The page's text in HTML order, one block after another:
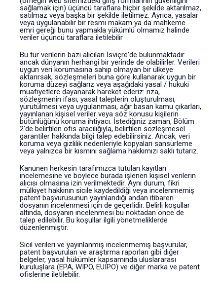
sağlamak için) üçüncü taraflara hiçbir şekilde aktarılmaz,
satılmaz veya başka bir şekilde iletilmez. Ayrıca, yasalar
veya uygulanabilir bir resmi makam ya da mahkeme
emri gereği bunu yapmakla yükümlü olmamız halinde
veriler üçüncü taraflara iletilebilir
Bu tür verilerin bazı alıcıları İsviçre'de bulunmaktadır
ancak dünyanın herhangi bir yerinde de olabilirler. Verileri
uygun veri korumasına sahip olmayan bir ülkeye
aktarırsak, sözleşmeleri buna göre kullanarak uygun bir
koruma düzeyi sağlarız veya aşağıdaki yasal / hukuki
muafiyetlere dayanarak hareket ederiz: rıza,
sözleşmenin ifası, yasal taleplerin oluşturulması,
yürütülmesi veya uygulanması, ağır basan kamu çıkarları,
yayınlanan kişisel veriler veya söz konusu kişilerin
bütünlüğünü koruma ihtiyacı. İstediğiniz zaman, Bölüm
2'de belirtilen ofis aracılığıyla, belirtilen sözleşmesel
garantiler hakkında bilgi talep edebilirsiniz. Ancak, veri
koruma veya gizlilik nedenleriyle kopyaları sansürleme
veya yalnızca bir kısmını sağlama hakkımızı saklı tutarız.
Kanunen herkesin tarafımızca tutulan kayıtları
incelemesine ve böylece burada işlenen kişisel verilerin
alıcısı olmasına izin verilmektedir. Aynı durum, fikri
mülkiyet hakkının sicile kaydedildiği veya incelenmemiş
patent başvurusunun yayınlandığı andan itibaren
dosyanın incelenmesi için de geçerlidir. Belirli koşullar
altında, dosyanın incelenmesi bu noktadan önce de
talep edilebilir. Bu koşullar ilgili yönetmeliklerde
düzenlenmiştir.
Sicil verileri ve yayınlanmış incelenmemiş başvurular,
patent başvuruları ve araştırma raporları gibi diğer
belgeler, yasal hükümler kapsamında uluslararası
kuruluşlara (EPA, WIPO, EUIPO) ve diğer marka ve patent
ofislerine iletilebilir.